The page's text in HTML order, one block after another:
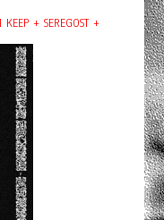
+ SEREGOST +